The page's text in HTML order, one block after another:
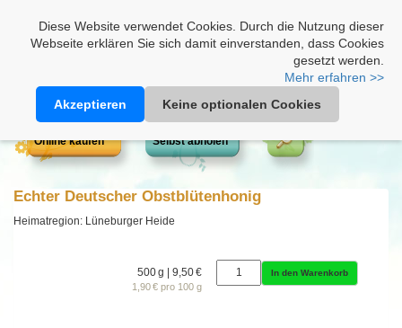
Diese Website verwendet Cookies. Durch die Nutzung dieser
Webseite erklären Sie sich damit einverstanden, dass Cookies
gesetzt werden.
Mehr erfahren >>
Akzeptieren
Keine optionalen Cookies
Online kaufen Selbst abholen
Echter Deutscher Obstblütenhonig
Heimatregion: Lüneburger Heide
500 g | 9,50 €
1,90 € pro 100 g
In den Warenkorb